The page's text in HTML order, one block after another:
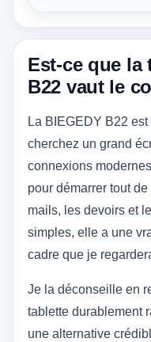
Est-ce que la
B22 vaut le
La BIEGEDY B22
cherchez un grand
connexions
pour démarrer tout
mails, les devoirs et
simples, elle a une
cadre que je
Je la déconseille en
tablette durablement
une alternative